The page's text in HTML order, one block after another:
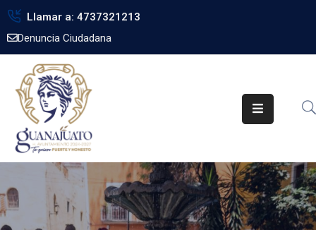
Llamar a: 4737321213
Denuncia Ciudadana
Inicio
Gobierno
Trámites
Noticias
Transparencia